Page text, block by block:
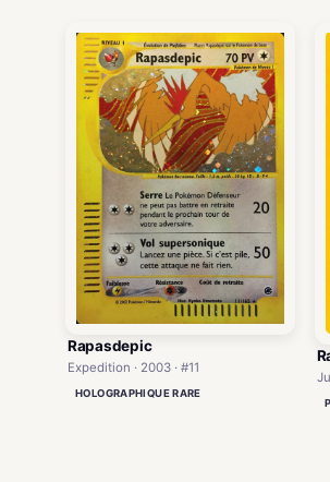
Rapasdepic
Expedition · 2003 · #11
HOLOGRAPHIQUE RARE